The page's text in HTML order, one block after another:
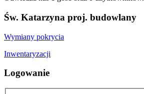
Św. Katarzyna proj. budowlany
Wymiany pokrycia
Inwentaryzacji
Logowanie